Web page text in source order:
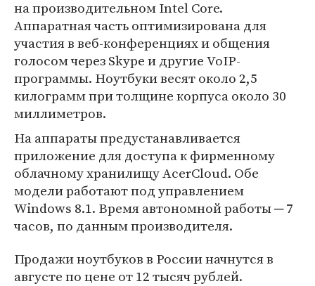
на производительном Intel Core.
Аппаратная часть оптимизирована для
участия в веб-конференциях и общения
голосом через Skype и другие VoIP-
программы. Ноутбуки весят около 2,5
килограмм при толщине корпуса около 30
миллиметров.
На аппараты предустанавливается
приложение для доступа к фирменному
облачному хранилищу AcerCloud. Обе
модели работают под управлением
Windows 8.1. Время автономной работы ─ 7
часов, по данным производителя.
Продажи ноутбуков в России начнутся в
августе по цене от 12 тысяч рублей.